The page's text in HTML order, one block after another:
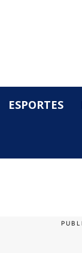
ESPORTES